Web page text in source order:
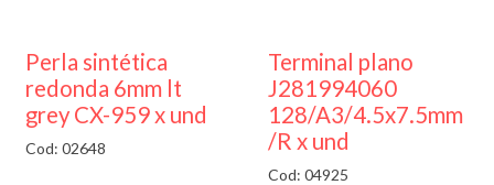
Perla sintética
redonda 6mm lt
grey CX-959 x und
Cod: 02648
Terminal plano
J281994060
128/A3/4.5x7.5mm
/R x und
Cod: 04925